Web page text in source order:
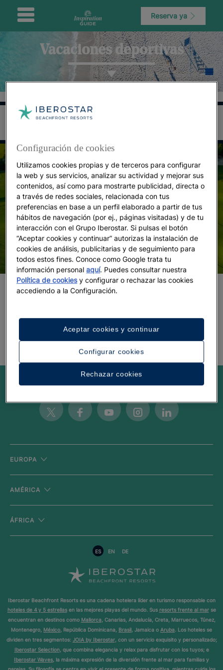
Reserva ya
Vacaciones deportivas
golf
Be inspired
Twitter FacebookYoutubeInstagramLinkedin
EUROPA
AMÉRICA
ÁFRICA
ES EN DE
Iberostar Beachfront Resorts es una cadena hotelera líder en turismo responsable con
hoteles de 4 y 5 estrellasen las mejores playas del mundo. Sus resorts frente al marse
encuentran en destinos como Mallorca, Canarias, Andalucía, Creta, Marruecos, Túnez,
Montenegro, México, República Dominicana, Brasil, Jamaica o Aruba. Los hoteles se
dividen en tres segmentos: JOIA by Iberostar, con un servicio exquisito y personalizado;
Iberostar Selection, que combina elegancia y relax para disfrutar con los tuyos; e
Iberostar Waves, la máxima expresión de la diversión frente al mar para familias y
Configuración de cookies
Utilizamos cookies propias y de terceros para configurar
la web y sus servicios, analizar su actividad y mejorar sus
contenidos, así como para mostrarte publicidad, directa o
a través de redes sociales, relacionada con tus
preferencias en base a un perfil elaborado a partir de tus
hábitos de navegación (por ej., páginas visitadas) y de tu
interacción con el Grupo Iberostar. Si pulsas el botón
“Aceptar cookies y continuar” autorizas la instalación de
cookies de análisis, publicitarias y de seguimiento para
todos estos fines. Conoce como Google trata tu
información personalaquí. Puedes consultar nuestra
Política de cookiesy configurar o rechazar las cookies
accediendo a la Configuración.
Configurar cookies
Rechazar cookies
Aceptar cookies y continuar